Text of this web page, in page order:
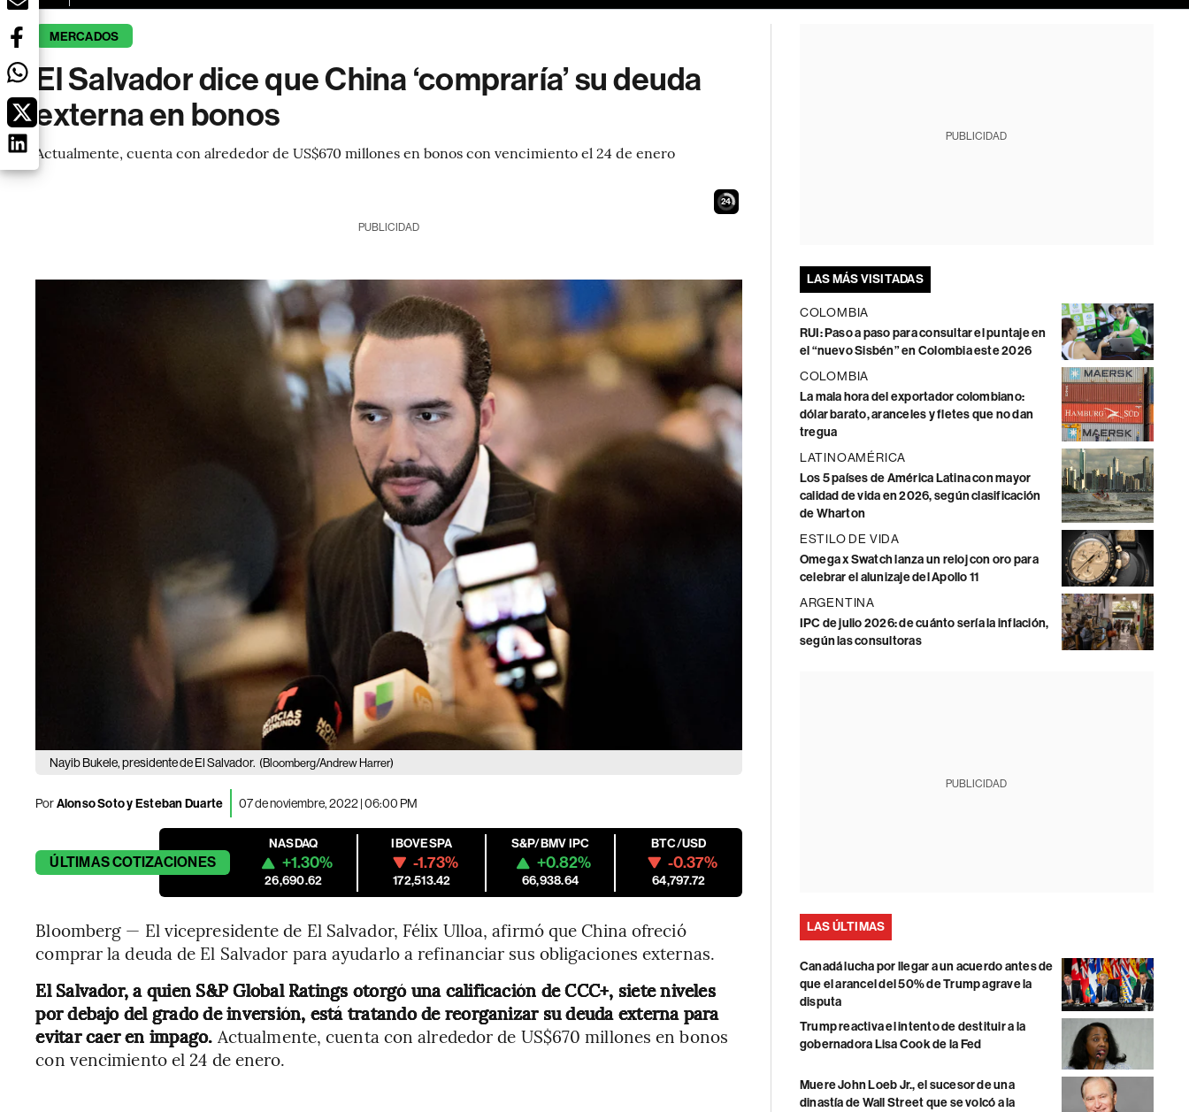
MERCADOS
El Salvador dice que China ‘compraría’ su deuda
externa en bonos
Actualmente, cuenta con alrededor de US$670 millones en bonos con vencimiento el 24 de enero
23
PUBLICIDAD
Nayib Bukele, presidente de El Salvador. (Bloomberg/Andrew Harrer)
PorAlonso Soto y Esteban Duarte 07 de noviembre, 2022 | 06:00 PM
ÚLTIMASCOTIZACIONES
NASDAQ
+1.30%
26,690.62
IBOVESPA
-1.73%
172,513.42
S&P/BMV IPC
+0.82%
66,938.64
BTC/USD
-0.37%
64,797.72
Bloomberg — El vicepresidente de El Salvador, Félix Ulloa, afirmó que China ofreció
comprar la deuda de El Salvador para ayudarlo a refinanciar sus obligaciones externas.
El Salvador, a quien S&P Global Ratings otorgó una calificación de CCC+, siete niveles
por debajo del grado de inversión, está tratando de reorganizar su deuda externa para
evitar caer en impago. Actualmente, cuenta con alrededor de US$670 millones en bonos
con vencimiento el 24 de enero.
PUBLICIDAD
LAS MÁS VISITADAS
COLOMBIA
RUI: Paso a paso para consultar el puntaje en
el “nuevo Sisbén” en Colombia este 2026
COLOMBIA
La mala hora del exportador colombiano:
dólar barato, aranceles y fletes que no dan
tregua
LATINOAMÉRICA
Los 5 países de América Latina con mayor
calidad de vida en 2026, según clasificación
de Wharton
ESTILO DE VIDA
Omega x Swatch lanza un reloj con oro para
celebrar el alunizaje del Apollo 11
ARGENTINA
IPC de julio 2026: de cuánto sería la inflación,
según las consultoras
PUBLICIDAD
LAS ÚLTIMAS
Canadá lucha por llegar a un acuerdo antes de
que el arancel del 50% de Trump agrave la
disputa
Trump reactiva el intento de destituir a la
gobernadora Lisa Cook de la Fed
Muere John Loeb Jr., el sucesor de una
dinastía de Wall Street que se volcó a la